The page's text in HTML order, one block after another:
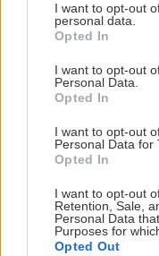
not limited to your visit
grant or deny consent
use your data for
consent section.
I want to opt-out
personal data.
Opted In
I want to opt-out
Personal Data.
Opted In
I want to opt-out
Personal Data for
Opted In
I want to opt-out
Retention, Sale,
Personal Data
Purposes for
Opted Out
Η παράσταση τελεί
της Ακτής
Νικητές για 12/
ΓΕΩΡΓΙΟΣ
ΜΑΡΙΑ